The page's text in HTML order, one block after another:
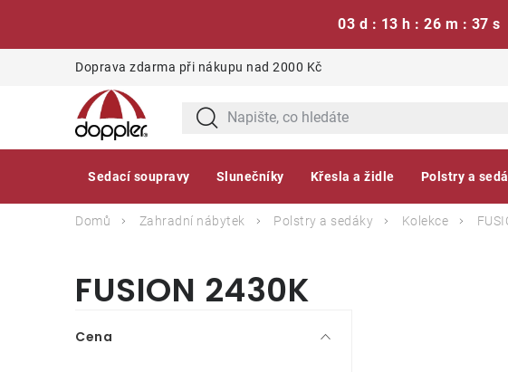
03 d : 13 h : 26 m : 37 s
Doprava zdarma při nákupu nad 2000 Kč
Sedací soupravy Slunečníky Křesla a židle Polstry a
Domů Zahradní nábytek Polstry a sedáky Kolekce
FUSION 2430K
P
Cena